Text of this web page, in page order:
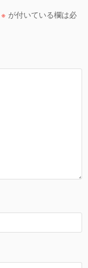
※ が付いている欄は必